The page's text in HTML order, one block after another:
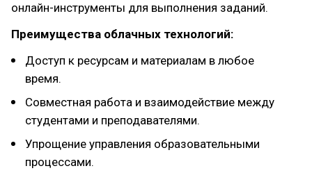
онлайн-инструменты для выполнения заданий.
Преимущества облачных технологий:
Доступ к ресурсам и материалам в любое
время.
Совместная работа и взаимодействие между
студентами и преподавателями.
Упрощение управления образовательными
процессами.